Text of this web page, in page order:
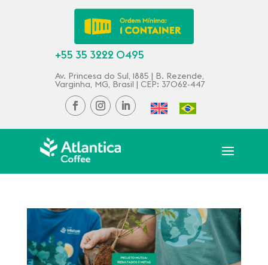
+55 35 3222 0495
Av. Princesa do Sul, 1885 | B. Rezende,
Varginha, MG, Brasil | CEP: 37062-447